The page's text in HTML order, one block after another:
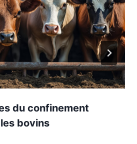
du confinement
bovins